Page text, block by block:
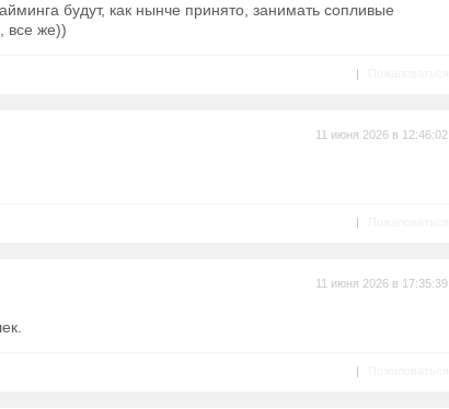
будут, как нынче принято, занимать сопливые
все же))
|
11 июня 2026 в 12:46:02
|
11 июня 2026 в 17:35:39
|